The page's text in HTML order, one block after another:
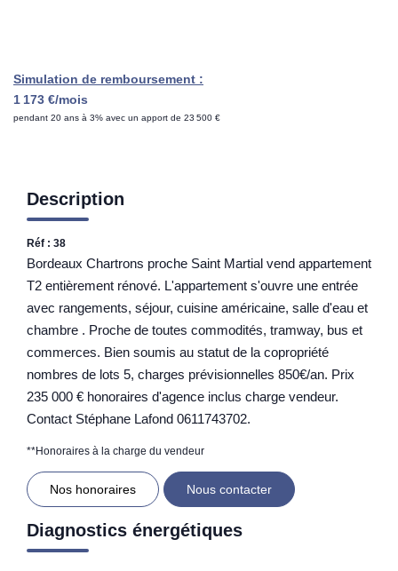
Simulation de remboursement :
1 173 €/mois
pendant 20 ans à 3% avec un apport de 23 500 €
Description
Réf : 38
Bordeaux Chartrons proche Saint Martial vend appartement
T2 entièrement rénové. L'appartement s'ouvre une entrée
avec rangements, séjour, cuisine américaine, salle d'eau et
chambre . Proche de toutes commodités, tramway, bus et
commerces. Bien soumis au statut de la copropriété
nombres de lots 5, charges prévisionnelles 850€/an. Prix
235 000 € honoraires d'agence inclus charge vendeur.
Contact Stéphane Lafond 0611743702.
**Honoraires à la charge du vendeur
Nos honoraires Nous contacter
Diagnostics énergétiques